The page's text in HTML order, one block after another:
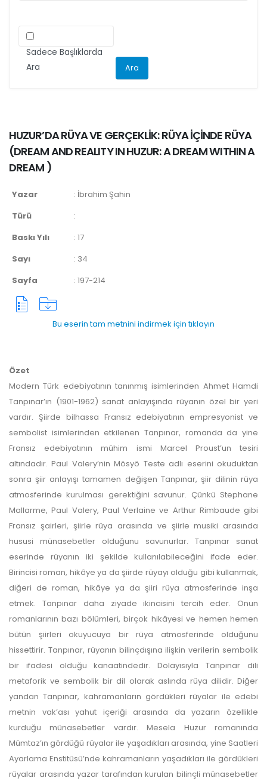
Sadece Başlıklarda
Ara
HUZUR’DA RÜYA VE GERÇEKLİK: RÜYA İÇİNDE RÜYA
(DREAM AND REALITY IN HUZUR: A DREAM WITHIN A
DREAM )
Yazar : İbrahim Şahin
Türü
:
Baskı Yılı
: 17
Sayı
: 34
Sayfa
: 197-214
Bu eserin tam metnini indirmek için tıklayın
Özet
Modern Türk edebiyatının tanınmış isimlerinden Ahmet Hamdi
Tanpınar’ın (1901-1962) sanat anlayışında rüyanın özel bir yeri
vardır. Şiirde bilhassa Fransız edebiyatının empresyonist ve
sembolist isimlerinden etkilenen Tanpınar, romanda da yine
Fransız edebiyatının mühim ismi Marcel Proust’un tesiri
altındadır. Paul Valery’nin Mösyö Teste adlı eserini okuduktan
sonra şiir anlayışı tamamen değişen Tanpınar, şiir dilinin rüya
atmosferinde kurulması gerektiğini savunur. Çünkü Stephane
Mallarme, Paul Valery, Paul Verlaine ve Arthur Rimbaude gibi
Fransız şairleri, şiirle rüya arasında ve şiirle musiki arasında
hususi münasebetler olduğunu savunurlar. Tanpınar sanat
eserinde rüyanın iki şekilde kullanılabileceğini ifade eder.
Birincisi roman, hikâye ya da şiirde rüyayı olduğu gibi kullanmak,
diğeri de roman, hikâye ya da şiiri rüya atmosferinde inşa
etmek. Tanpınar daha ziyade ikincisini tercih eder. Onun
romanlarının bazı bölümleri, birçok hikâyesi ve hemen hemen
bütün şiirleri okuyucuya bir rüya atmosferinde olduğunu
hissettirir. Tanpınar, rüyanın bilinçdışına ilişkin verilerin sembolik
bir ifadesi olduğu kanaatindedir. Dolayısıyla Tanpınar dili
metaforik ve sembolik bir dil olarak aslında rüya dilidir. Diğer
yandan Tanpınar, kahramanların gördükleri rüyalar ile edebi
metnin vak’ası yahut içeriği arasında da yazarın özellikle
kurduğu münasebetler vardır. Mesela Huzur romanında
Mümtaz’ın gördüğü rüyalar ile yaşadıkları arasında, yine Saatleri
Ayarlama Enstitüsü’nde kahramanların yaşadıkları ile gördükleri
rüyalar arasında yazar tarafından kurulan bilinçli münasebetler